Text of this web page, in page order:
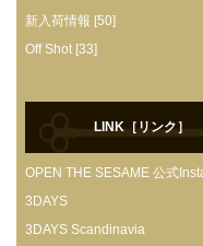
新入荷情報 [50]
Off Shot [33]
LINK［リンク］
OPEN THE SESAME 公式
3DAYS
3DAYS Scandinavia